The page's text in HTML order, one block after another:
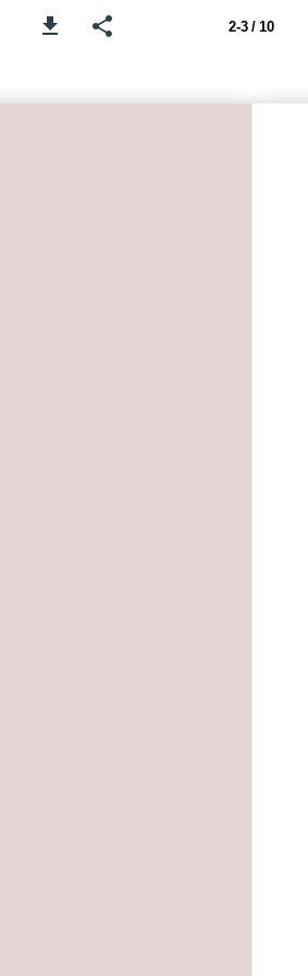
2-3 / 10